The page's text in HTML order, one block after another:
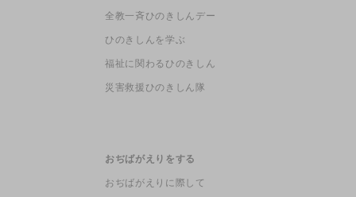
全教一斉ひのきしんデー
ひのきしんを学ぶ
福祉に関わるひのきしん
災害救援ひのきしん隊
おぢばがえりをする
おぢばがえりに際して